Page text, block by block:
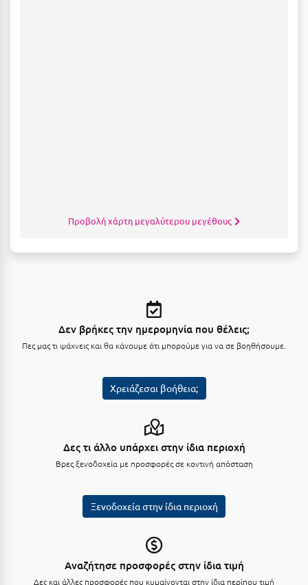
Λεπτοκαρυά
Λέσβος
Λίμνη Πλαστήρα
Μαρώνεια
Προβολή χάρτη μεγαλύτερου μεγέθους
Δεν βρήκες την ημερομηνία που θέλεις;
Πες μας τι ψάχνεις και θα κάνουμε ότι μπορούμε για να σε βοηθήσουμε.
Χρειάζεσαι βοήθεια;
Δες τι άλλο υπάρχει στην ίδια περιοχή
Βρες ξενοδοχεία με προσφορές σε κοντινή απόσταση
Ξενοδοχεία στην ίδια περιοχή
Αναζήτησε προσφορές στην ίδια τιμή
Δες και άλλες προσφορές που κυμαίνονται στην ίδια περίπου τιμή